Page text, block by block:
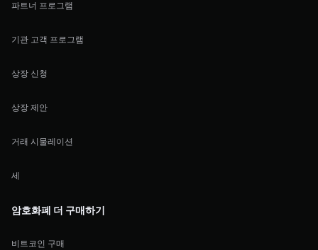
파트너 프로그램
기관 고객 프로그램
상장 신청
상장 제안
거래 시물레이션
세
암호화폐 더 구매하기
비트코인 구매